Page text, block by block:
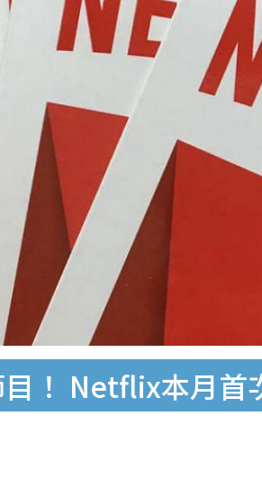
！ Netflix本月首